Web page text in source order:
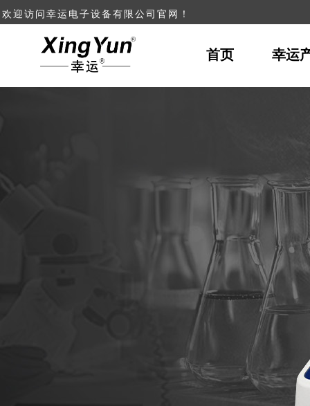
欢迎访问幸运电子设备 有限公司官网！
首页 幸运